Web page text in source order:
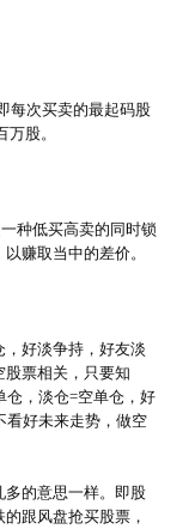
每次买卖的最起码股
股。
种低买高卖的同时锁
赚取当中的差价。
好淡争持，好友淡
票相关，只要知
仓，淡仓=空单仓，好
看好未来走势，做空
多的意思一样。即股
跟风盘抢买股票，